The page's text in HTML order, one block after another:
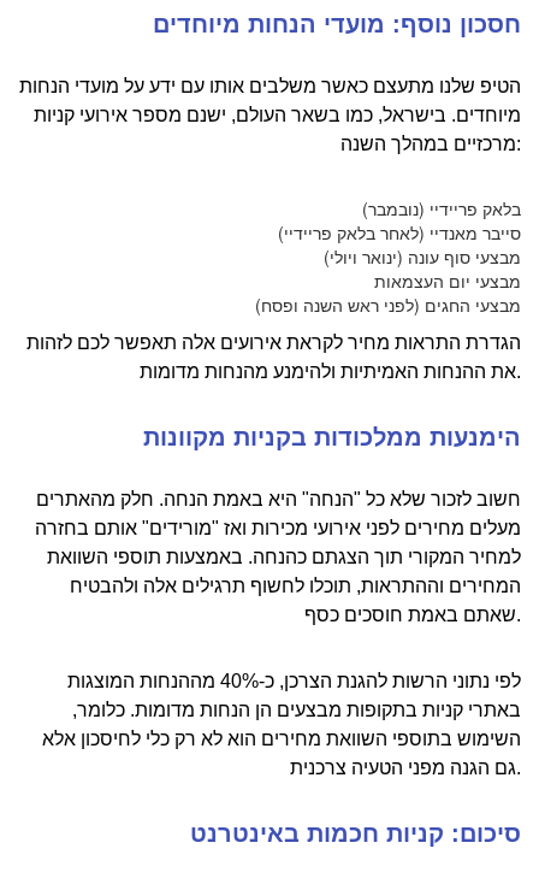
חסכון נוסף: מועדי הנחות מיוחדים
הטיפ שלנו מתעצם כאשר משלבים אותו עם ידע על מועדי הנחות
מיוחדים. בישראל, כמו בשאר העולם, ישנם מספר אירועי קניות
מרכזיים במהלך השנה:
בלאק פריידיי (נובמבר)
סייבר מאנדיי (לאחר בלאק פריידיי)
מבצעי סוף עונה (ינואר ויולי)
מבצעי יום העצמאות
מבצעי החגים (לפני ראש השנה ופסח)
הגדרת התראות מחיר לקראת אירועים אלה תאפשר לכם לזהות
את ההנחות האמיתיות ולהימנע מהנחות מדומות.
הימנעות ממלכודות בקניות מקוונות
חשוב לזכור שלא כל "הנחה" היא באמת הנחה. חלק מהאתרים
מעלים מחירים לפני אירועי מכירות ואז "מורידים" אותם בחזרה
למחיר המקורי תוך הצגתם כהנחה. באמצעות תוספי השוואת
המחירים וההתראות, תוכלו לחשוף תרגילים אלה ולהבטיח
שאתם באמת חוסכים כסף.
לפי נתוני הרשות להגנת הצרכן, כ-40% מההנחות המוצגות
באתרי קניות בתקופות מבצעים הן הנחות מדומות. כלומר,
השימוש בתוספי השוואת מחירים הוא לא רק כלי לחיסכון אלא
גם הגנה מפני הטעיה צרכנית.
סיכום: קניות חכמות באינטרנט